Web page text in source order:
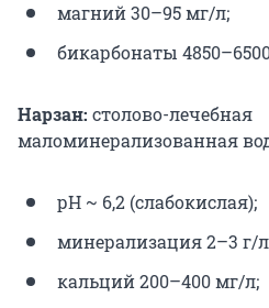
магний 30–95 мг/л;
бикарбонаты
Нарзан: столово-лечебная
маломинерализованная
рН ~ 6,2 (слабокислая);
минерализация 2–3 г/
кальций 200–400 мг/л;